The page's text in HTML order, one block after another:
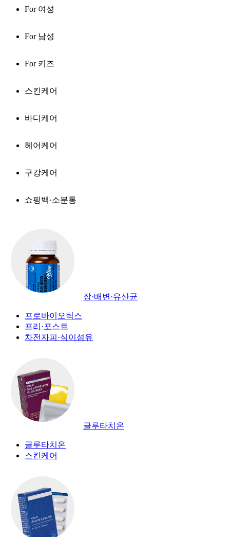
For 여성
For 남성
For 키즈
스킨케어
바디케어
헤어케어
구강케어
쇼핑백·소분통
장·배변·유산균
프로바이오틱스
프리·포스트
차전자피·식이섬유
글루타치온
글루타치온
스킨케어